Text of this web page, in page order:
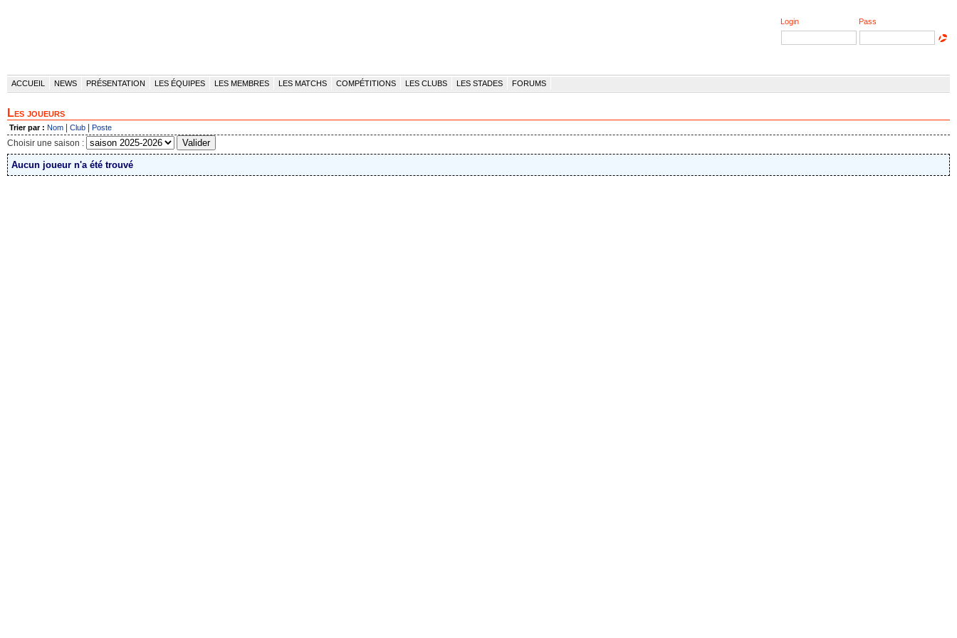
Login Pass
ACCUEIL NEWS PRÉSENTATION LES ÉQUIPES LES MEMBRES LES MATCHS COMPÉTITIONS LES CLUBS LES STADES FORUMS
Les joueurs
Trier par : Nom Club Poste
Choisir une saison :
Aucun joueur n'a été trouvé